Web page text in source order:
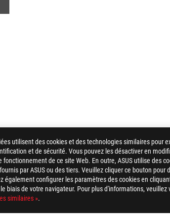
utilisent des cookies et des technologies similaires pour
et de sécurité. Vous pouvez les désactiver en
de ce site Web. En outre, ASUS utilise des
par ASUS ou des tiers. Veuillez cliquer ce bouton pour
également configurer les paramètres des cookies en
biais de votre navigateur. Pour plus d'informations,
similaires ».
> ROG RYUJIN > ROG RYUJIN III 240 ARGB